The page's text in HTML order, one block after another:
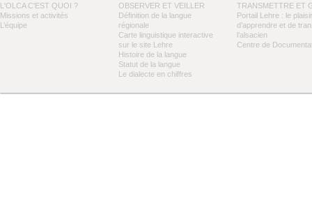
L'OLCA C'EST QUOI ?
Missions et activités
L’équipe
OBSERVER ET VEILLER
Définition de la langue
régionale
Carte linguistique interactive
sur le site Lehre
Histoire de la langue
Statut de la langue
Le dialecte en chiffres
TRANSMETTRE ET
Portail Lehre : le plaisir
d’apprendre et de
l’alsacien
Centre de